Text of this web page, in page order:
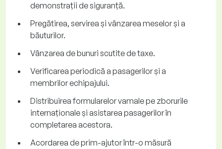
demonstrații de siguranță.
Pregătirea, servirea și vânzarea meselor și a
băuturilor.
Vânzarea de bunuri scutite de taxe.
Verificarea periodică a pasagerilor și a
membrilor echipajului.
Distribuirea formularelor vamale pe zborurile
internaționale și asistarea pasagerilor în
completarea acestora.
Acordarea de prim-ajutor într-o măsură